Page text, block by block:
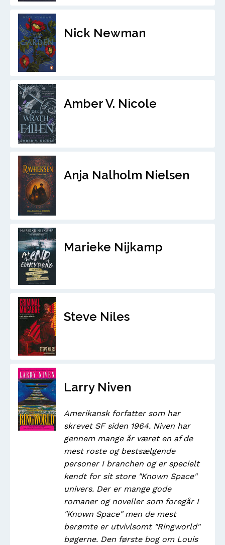
Nick Newman
Amber V. Nicole
Anja Nalholm Nielsen
Marieke Nijkamp
Steve Niles
Larry Niven
Amerikansk forfatter som har
skrevet SF siden 1964. Niven har
gennem mange år været en af de
mest roste og bestsælgende
personer I branchen og er specielt
kendt for sit store "Known Space"
univers. Der er mange gode
romaner og noveller som foregår I
"Known Space" men de mest
berømte er utvivlsomt "Ringworld"
bøgerne. Den første bog om Louis